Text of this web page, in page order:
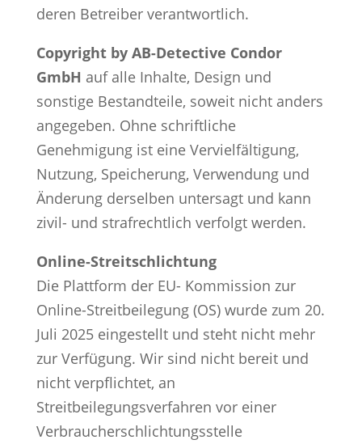
deren Betreiber verantwortlich.
Copyright by AB-Detective Condor
GmbH auf alle Inhalte, Design und
sonstige Bestandteile, soweit nicht anders
angegeben. Ohne schriftliche
Genehmigung ist eine Vervielfältigung,
Nutzung, Speicherung, Verwendung und
Änderung derselben untersagt und kann
zivil- und strafrechtlich verfolgt werden.
Online-Streitschlichtung
Die Plattform der EU- Kommission zur
Online-Streitbeilegung (OS) wurde zum 20.
Juli 2025 eingestellt und steht nicht mehr
zur Verfügung. Wir sind nicht bereit und
nicht verpflichtet, an
Streitbeilegungsverfahren vor einer
Verbraucherschlichtungsstelle